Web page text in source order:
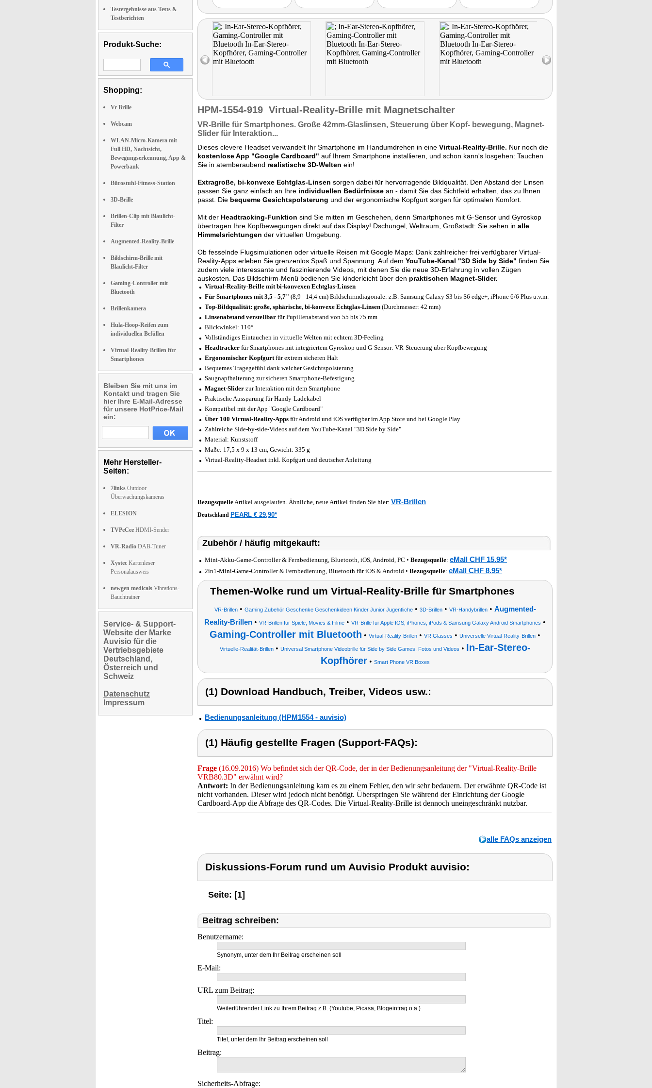
Testergebnisse aus Tests &
Testberichten
Produkt-Suche:
Shopping:
Vr Brille
Webcam
WLAN-Micro-Kamera mit
Full HD, Nachtsicht,
Bewegungserkennung, App &
Powerbank
Bürostuhl-Fitness-Station
3D-Brille
Brillen-Clip mit Blaulicht-
Filter
Augmented-Reality-Brille
Bildschirm-Brille mit
Blaulicht-Filter
Gaming-Controller mit
Bluetooth
Brillenkamera
Hula-Hoop-Reifen zum
individuellen Befüllen
Virtual-Reality-Brillen für
Smartphones
Bleiben Sie mit uns im
Kontakt und tragen Sie
hier Ihre E-Mail-Adresse
für unsere HotPrice-Mail
ein:
Mehr Hersteller-
Seiten:
7links Outdoor
Überwachungskameras
ELESION
TVPeCee HDMI-Sender
VR-Radio DAB-Tuner
Xystec Kartenleser
Personalausweis
newgen medicals Vibrations-
Bauchtrainer
Service- & Support-
Website der Marke
Auvisio für die
Vertriebsgebiete
Deutschland,
Österreich und
Schweiz
Datenschutz
Impressum
HPM-1554-919 Virtual-Reality-Brille mit Magnetschalter
VR-Brille für Smartphones. Große 42mm-Glaslinsen, Steuerung über Kopf- bewegung, Magnet-
Slider für Interaktion...
Dieses clevere Headset verwandelt Ihr Smartphone im Handumdrehen in eine Virtual-Reality-Brille. Nur noch die
kostenlose App "Google Cardboard" auf Ihrem Smartphone installieren, und schon kann's losgehen: Tauchen
Sie in atemberaubend realistische 3D-Welten ein!
Extragroße, bi-konvexe Echtglas-Linsen sorgen dabei für hervorragende Bildqualität. Den Abstand der Linsen
passen Sie ganz einfach an Ihre individuellen Bedürfnisse an - damit Sie das Sichtfeld erhalten, das zu Ihnen
passt. Die bequeme Gesichtspolsterung und der ergonomische Kopfgurt sorgen für optimalen Komfort.
Mit der Headtracking-Funktion sind Sie mitten im Geschehen, denn Smartphones mit G-Sensor und Gyroskop
übertragen Ihre Kopfbewegungen direkt auf das Display! Dschungel, Weltraum, Großstadt: Sie sehen in alle
Himmelsrichtungen der virtuellen Umgebung.
Ob fesselnde Flugsimulationen oder virtuelle Reisen mit Google Maps: Dank zahlreicher frei verfügbarer Virtual-
Reality-Apps erleben Sie grenzenlos Spaß und Spannung. Auf dem YouTube-Kanal "3D Side by Side" finden Sie
zudem viele interessante und faszinierende Videos, mit denen Sie die neue 3D-Erfahrung in vollen Zügen
auskosten. Das Bildschirm-Menü bedienen Sie kinderleicht über den praktischen Magnet-Slider.
Virtual-Reality-Brille mit bi-konvexen Echtglas-Linsen
Für Smartphones mit 3,5 - 5,7" (8,9 - 14,4 cm) Bildschirmdiagonale: z.B. Samsung Galaxy S3 bis S6 edge+, iPhone 6/6 Plus u.v.m.
Top-Bildqualität: große, sphärische, bi-konvexe Echtglas-Linsen (Durchmesser: 42 mm)
Linsenabstand verstellbar für Pupillenabstand von 55 bis 75 mm
Blickwinkel: 110°
Vollständiges Eintauchen in virtuelle Welten mit echtem 3D-Feeling
Headtracker für Smartphones mit integriertem Gyroskop und G-Sensor: VR-Steuerung über Kopfbewegung
Ergonomischer Kopfgurtfür extrem sicheren Halt
Bequemes Tragegefühl dank weicher Gesichtspolsterung
Saugnapfhalterung zur sicheren Smartphone-Befestigung
Magnet-Slider zur Interaktion mit dem Smartphone
Praktische Aussparung für Handy-Ladekabel
Kompatibel mit der App "Google Cardboard"
Über 100 Virtual-Reality-Apps für Android und iOS verfügbar im App Store und bei Google Play
Zahlreiche Side-by-side-Videos auf dem YouTube-Kanal "3D Side by Side"
Material: Kunststoff
Maße: 17,5 x 9 x 13 cm, Gewicht: 335 g
Virtual-Reality-Headset inkl. Kopfgurt und deutscher Anleitung
BezugsquelleArtikel ausgelaufen. Ähnliche, neue Artikel finden Sie hier: VR-Brillen
Deutschland PEARL € 29,90*
Zubehör / häufig mitgekauft:
Mini-Akku-Game-Controller & Fernbedienung, Bluetooth, iOS, Android, PC • Bezugsquelle: eMall CHF 15.95*
2in1-Mini-Game-Controller & Fernbedienung, Bluetooth für iOS & Android • Bezugsquelle: eMall CHF 8.95*
Themen-Wolke rund um Virtual-Reality-Brille für Smartphones
VR-Brillen• Gaming Zubehör Geschenke Geschenkideen Kinder Junior Jugentliche• 3D-Brillen• VR-Handybrillen• Augmented-
Reality-Brillen • VR-Brillen für Spiele, Movies & Filme • VR-Brille für Apple IOS, iPhones, iPods & Samsung Galaxy Android Smartphones •
Gaming-Controller mit Bluetooth • Virtual-Reality-Brillen • VR Glasses • Universelle Virtual-Reality-Brillen •
Virtuelle-Realität-Brillen• Universal Smartphone Videobrille für Side by Side Games, Fotos und Videos • In-Ear-Stereo-
Kopfhörer• Smart Phone VR Boxes
(1) Download Handbuch, Treiber, Videos usw.:
Bedienungsanleitung (HPM1554 - auvisio)
(1) Häufig gestellte Fragen (Support-FAQs):
Frage (16.09.2016) Wo befindet sich der QR-Code, der in der Bedienungsanleitung der "Virtual-Reality-Brille
VRB80.3D" erwähnt wird?
Antwort: In der Bedienungsanleitung kam es zu einem Fehler, den wir sehr bedauern. Der erwähnte QR-Code ist
nicht vorhanden. Dieser wird jedoch nicht benötigt. Überspringen Sie während der Einrichtung der Google
Cardboard-App die Abfrage des QR-Codes. Die Virtual-Reality-Brille ist dennoch uneingeschränkt nutzbar.
alle FAQs anzeigen
Diskussions-Forum rund um Auvisio Produkt auvisio:
Seite: [1]
Beitrag schreiben:
Benutzername:
Synonym, unter dem Ihr Beitrag erscheinen soll
E-Mail:
URL zum Beitrag:
Weiterführender Link zu Ihrem Beitrag z.B. (Youtube, Picasa, Blogeintrag o.a.)
Titel:
Titel, unter dem Ihr Beitrag erscheinen soll
Beitrag:
Sicherheits-Abfrage: